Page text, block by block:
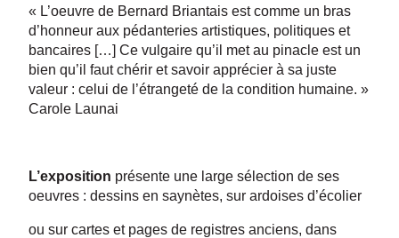
« L’oeuvre de Bernard Briantais est comme un bras
d’honneur aux pédanteries artistiques, politiques et
bancaires […] Ce vulgaire qu’il met au pinacle est un
bien qu’il faut chérir et savoir apprécier à sa juste
valeur : celui de l’étrangeté de la condition humaine. »
Carole Launai
L’exposition présente une large sélection de ses
oeuvres : dessins en saynètes, sur ardoises d’écolier
ou sur cartes et pages de registres anciens, dans